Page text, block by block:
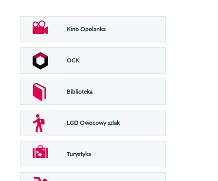
Kino Opolanka
OCK
Biblioteka
LGD Owocowy szlak
Turystyka